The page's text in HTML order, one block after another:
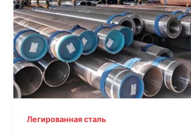
Легированная сталь